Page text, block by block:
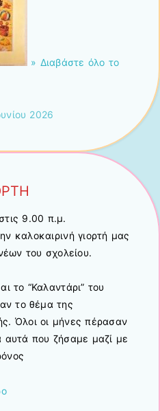
» Διαβάστε όλο το
2026
9.00 π.μ.
καλοκαιρινή γιορτή μας
του σχολείου.
το “Καλαντάρι” του
το θέμα της
Όλοι οι μήνες πέρασαν
που ζήσαμε μαζί με